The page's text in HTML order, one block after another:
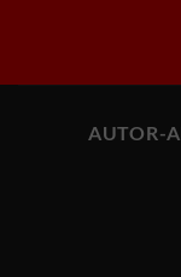
AUTOR-